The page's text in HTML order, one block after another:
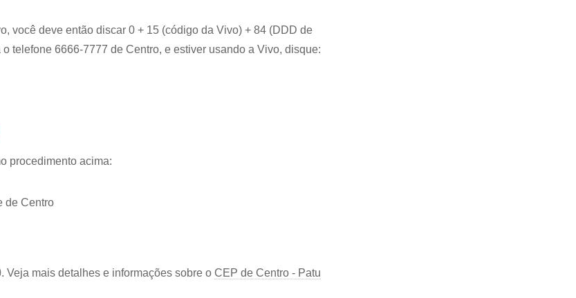
você deve então discar 0 + 15 (código da Vivo) + 84 (DDD de
telefone 6666-7777 de Centro, e estiver usando a Vivo, disque:
procedimento acima:
de Centro
Veja mais detalhes e informações sobre o CEP de Centro - Patu